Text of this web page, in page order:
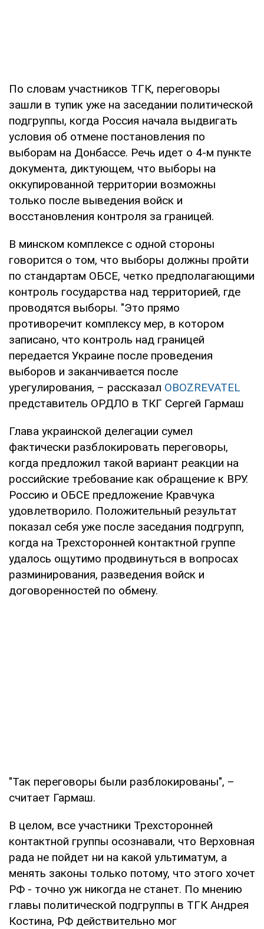
По словам участников ТГК, переговоры
зашли в тупик уже на заседании политической
подгруппы, когда Россия начала выдвигать
условия об отмене постановления по
выборам на Донбассе. Речь идет о 4-м пункте
документа, диктующем, что выборы на
оккупированной территории возможны
только после выведения войск и
восстановления контроля за границей.
В минском комплексе с одной стороны
говорится о том, что выборы должны пройти
по стандартам ОБСЕ, четко предполагающими
контроль государства над территорией, где
проводятся выборы. "Это прямо
противоречит комплексу мер, в котором
записано, что контроль над границей
передается Украине после проведения
выборов и заканчивается после
урегулирования, – рассказал OBOZREVATEL
представитель ОРДЛО в ТКГ Сергей Гармаш
Глава украинской делегации сумел
фактически разблокировать переговоры,
когда предложил такой вариант реакции на
российские требование как обращение к ВРУ.
Россию и ОБСЕ предложение Кравчука
удовлетворило. Положительный результат
показал себя уже после заседания подгрупп,
когда на Трехсторонней контактной группе
удалось ощутимо продвинуться в вопросах
разминирования, разведения войск и
договоренностей по обмену.
"Так переговоры были разблокированы", –
считает Гармаш.
В целом, все участники Трехсторонней
контактной группы осознавали, что Верховная
рада не пойдет ни на какой ультиматум, а
менять законы только потому, что этого хочет
РФ - точно уж никогда не станет. По мнению
главы политической подгруппы в ТГК Андрея
Костина, РФ действительно мог